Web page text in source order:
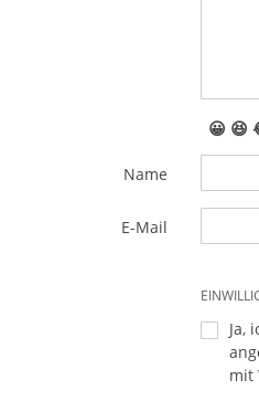
😀 😆
Name
E-Mail
Ja,
mit